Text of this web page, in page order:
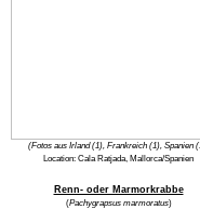
(Fotos aus Irland (1), Frankreich (1), Spanien
Location: Cala Ratjada, Mallorca/Spanien
Renn- oder Marmorkrabbe
(Pachygrapsus marmoratus)